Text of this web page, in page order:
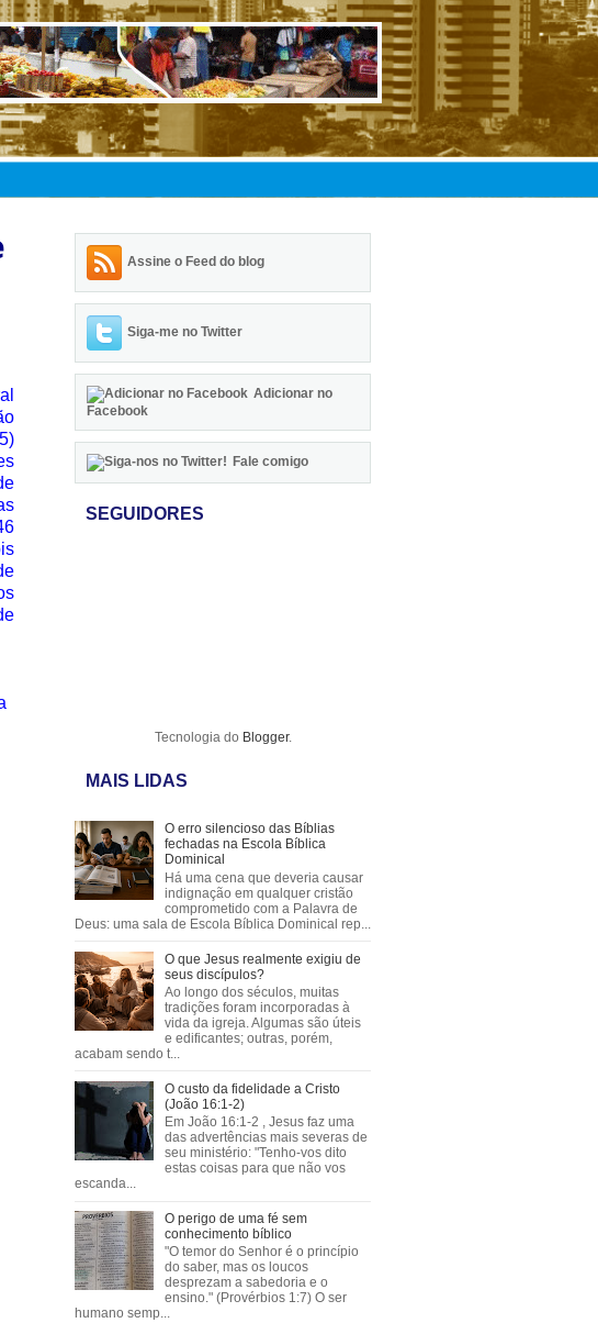
Assine o Feed do blog
Siga-me no Twitter
Adicionar no
Facebook
Fale comigo
SEGUIDORES
Tecnologia do Blogger.
MAIS LIDAS
O erro silencioso das Bíblias
fechadas na Escola Bíblica
Dominical
Há uma cena que deveria causar
indignação em qualquer cristão
comprometido com a Palavra de
Deus: uma sala de Escola Bíblica Dominical rep...
O que Jesus realmente exigiu de
seus discípulos?
Ao longo dos séculos, muitas
tradições foram incorporadas à
vida da igreja. Algumas são úteis
e edificantes; outras, porém,
acabam sendo t...
O custo da fidelidade a Cristo
(João 16:1-2)
Em João 16:1-2 , Jesus faz uma
das advertências mais severas de
seu ministério: "Tenho-vos dito
estas coisas para que não vos
escanda...
O perigo de uma fé sem
conhecimento bíblico
"O temor do Senhor é o princípio
do saber, mas os loucos
desprezam a sabedoria e o
ensino." (Provérbios 1:7) O ser
humano semp...